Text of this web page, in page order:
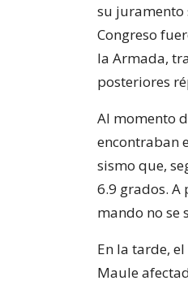
su juramento
Congreso
la Armada,
posteriores
Al momento
encontraban
sismo que,
6.9 grados.
mando no se
En la tarde,
Maule